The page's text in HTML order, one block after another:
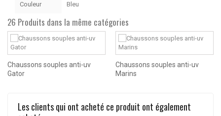
Couleur Bleu
26 Produits dans la même catégories
Chaussons souples anti-uv
Gator
Chaussons souples anti-uv
Marins
Les clients qui ont acheté ce produit ont également